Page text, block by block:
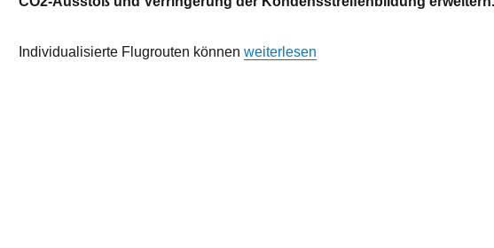
Individualisierte Flugrouten können „Flugroutenopitimierung kann globalen
weiterlesen